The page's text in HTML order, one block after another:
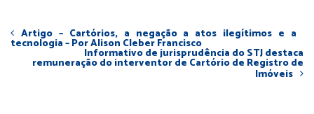
Artigo – Cartórios, a negação a atos ilegítimos e a
tecnologia – Por Alison Cleber Francisco
Informativo de jurisprudência do STJ destaca
remuneração do interventor de Cartório de Registro de
Imóveis